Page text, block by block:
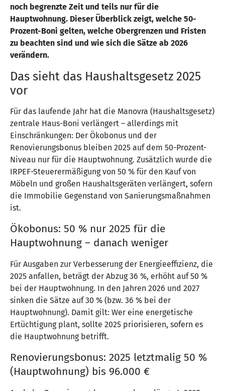
noch begrenzte Zeit und teils nur für die
Hauptwohnung. Dieser Überblick zeigt, welche 50-
Prozent-Boni gelten, welche Obergrenzen und Fristen
zu beachten sind und wie sich die Sätze ab 2026
verändern.
Das sieht das Haushaltsgesetz 2025
vor
Für das laufende Jahr hat die Manovra (Haushaltsgesetz)
zentrale Haus-Boni verlängert – allerdings mit
Einschränkungen: Der Ökobonus und der
Renovierungsbonus bleiben 2025 auf dem 50-Prozent-
Niveau nur für die Hauptwohnung. Zusätzlich wurde die
IRPEF-Steuerermäßigung von 50 % für den Kauf von
Möbeln und großen Haushaltsgeräten verlängert, sofern
die Immobilie Gegenstand von Sanierungsmaßnahmen
ist.
Ökobonus: 50 % nur 2025 für die
Hauptwohnung – danach weniger
Für Ausgaben zur Verbesserung der Energieeffizienz, die
2025 anfallen, beträgt der Abzug 36 %, erhöht auf 50 %
bei der Hauptwohnung. In den Jahren 2026 und 2027
sinken die Sätze auf 30 % (bzw. 36 % bei der
Hauptwohnung). Damit gilt: Wer eine energetische
Ertüchtigung plant, sollte 2025 priorisieren, sofern es
die Hauptwohnung betrifft.
Renovierungsbonus: 2025 letztmalig 50 %
(Hauptwohnung) bis 96.000 €